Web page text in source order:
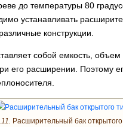
до температуры 80
устанавливать
конструкции.
собой емкость,
его расширении. Поэтому
Расширительный бак